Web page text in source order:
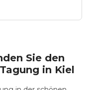
Sie den
in Kiel